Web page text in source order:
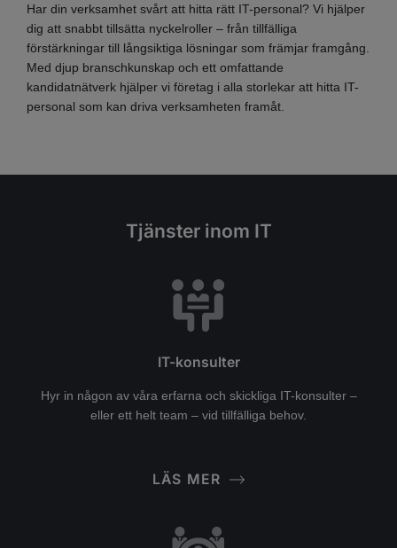
Har din verksamhet svårt att hitta rätt IT-personal? Vi hjälper
dig att snabbt tillsätta nyckelroller – från tillfälliga
förstärkningar till långsiktiga lösningar som främjar framgång.
Med djup branschkunskap och ett omfattande
kandidatnätverk hjälper vi företag i alla storlekar att hitta IT-
personal som kan driva verksamheten framåt.
Tjänster inom IT
IT-konsulter
Hyr in någon av våra erfarna och skickliga IT-konsulter –
eller ett helt team – vid tillfälliga behov.
LÄS MER